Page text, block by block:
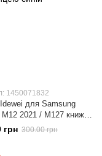
1450071832
для Samsung
2021 / M127 книжка
з візитницею синій
грн 300.00 грн